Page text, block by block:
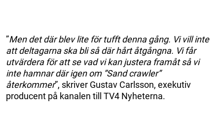
”Men det där blev lite för tufft denna gång. Vi vill inte
att deltagarna ska bli så där hårt åtgångna. Vi får
utvärdera för att se vad vi kan justera framåt så vi
inte hamnar där igen om ”Sand crawler”
återkommer”, skriver Gustav Carlsson, exekutiv
producent på kanalen till TV4 Nyheterna.